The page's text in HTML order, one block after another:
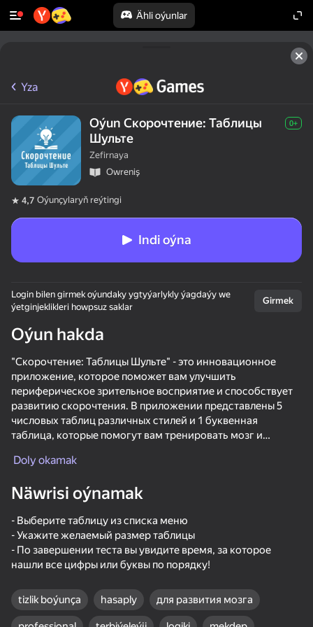
Ähli oýunlar
adingüklemek
Yza
Oýun Скорочтение: Таблицы
Шульте
0+
Zefirnaya
Оwreniş
4,7 Oýunçylaryň reýtingi
Indi oýna
Login bilen girmek oýundaky ygtyýarlykly ýagdaýy we
ýetginjeklikleri howpsuz saklar
Girmek
Oýun hakda
"Скорочтение: Таблицы Шульте" - это инновационное
приложение, которое поможет вам улучшить
периферическое зрительное восприятие и способствует
развитию скорочтения. В приложении представлены 5
числовых таблиц различных стилей и 1 буквенная
таблица, которые помогут вам тренировать мозг и
выбирать размер таблицы от 3 на 3 до 9 на 9, что позволит
Это отличный способ не только развлечься, но и улучшить
свои когнитивные способности.
Не упустите возможность улучшить свои навыки
восприятие с помощью приложения "Скорочтение:
Таблицы Шульте"!
Doly okamak
Näwrisi oýnamak
- Выберите таблицу из списка меню
- Укажите желаемый размер таблицы
- По завершении теста вы увидите время, за которое
нашли все цифры или буквы по порядку!
tizlik boýunça hasaply для развития мозга